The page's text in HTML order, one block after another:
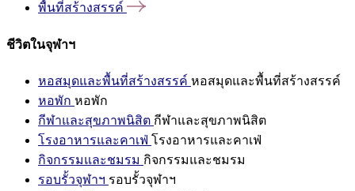
พื้นที่สร้างสรรค์
ชีวิตในจุฬาฯ
หอสมุดและพื้นที่สร้างสรรค์ หอสมุดและพื้นที่สร้างสรรค์
หอพัก หอพัก
กีฬาและสุขภาพนิสิต กีฬาและสุขภาพนิสิต
โรงอาหารและคาเฟ่ โรงอาหารและคาเฟ่
กิจกรรมและชมรม กิจกรรมและชมรม
รอบรั้วจุฬาฯ รอบรั้วจุฬาฯ